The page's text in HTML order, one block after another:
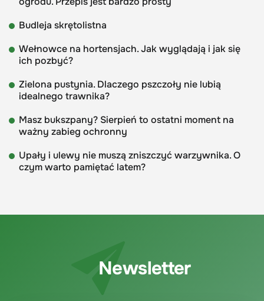
Budleja skrętolistna
Wełnowce na hortensjach. Jak wyglądają i jak się
ich pozbyć?
Zielona pustynia. Dlaczego pszczoły nie lubią
idealnego trawnika?
Masz bukszpany? Sierpień to ostatni moment na
ważny zabieg ochronny
Upały i ulewy nie muszą zniszczyć warzywnika. O
czym warto pamiętać latem?
Newsletter